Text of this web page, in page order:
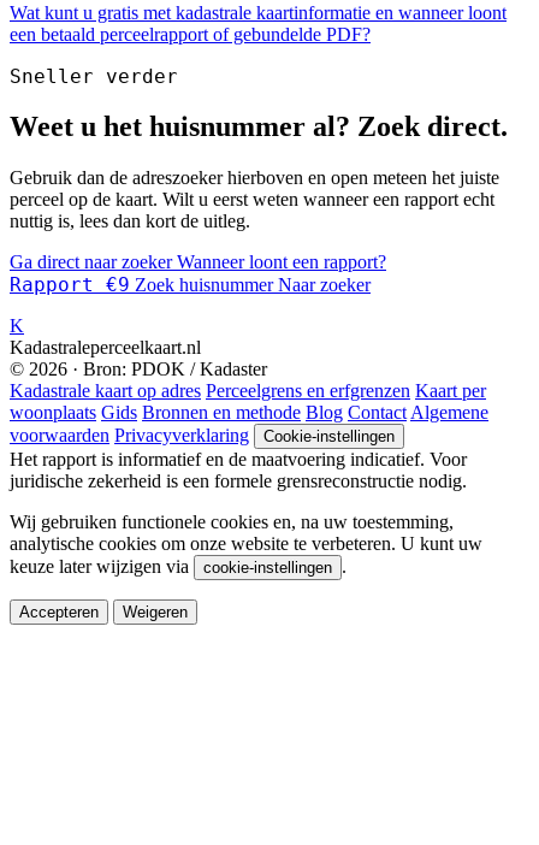
Wat kunt u gratis met kadastrale kaartinformatie en wanneer loont
een betaald perceelrapport of gebundelde PDF?
Sneller verder
Weet u het huisnummer al? Zoek direct.
Gebruik dan de adreszoeker hierboven en open meteen het juiste
perceel op de kaart. Wilt u eerst weten wanneer een rapport echt
nuttig is, lees dan kort de uitleg.
Ga direct naar zoekerWanneer loont een rapport?
Rapport €9 Zoek huisnummer Naar zoeker
K
Kadastraleperceelkaart.nl
© 2026 · Bron: PDOK / Kadaster
Kadastrale kaart op adres Perceelgrens en erfgrenzen Kaart per
woonplaats Gids Bronnen en methode Blog Contact Algemene
voorwaarden Privacyverklaring Cookie-instellingen
Het rapport is informatief en de maatvoering indicatief. Voor
juridische zekerheid is een formele grensreconstructie nodig.
Wij gebruiken functionele cookies en, na uw toestemming,
analytische cookies om onze website te verbeteren. U kunt uw
keuze later wijzigen via
cookie-instellingen .
Accepteren Weigeren